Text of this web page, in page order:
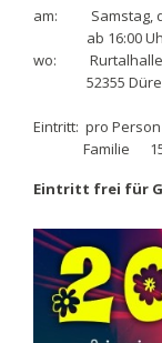
am: Samstag,
ab 16:00
wo: Rurtalhalle /
52355
Eintritt: pro Person
Familie 15
Eintritt frei für